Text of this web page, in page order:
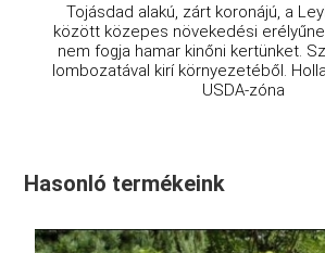
Tojásdad alakú, zárt koronájú, a
között közepes növekedési
nem fogja hamar kinőni kertünket.
lombozatával kirí környezetéből.
USDA-zóna
Hasonló termékeink